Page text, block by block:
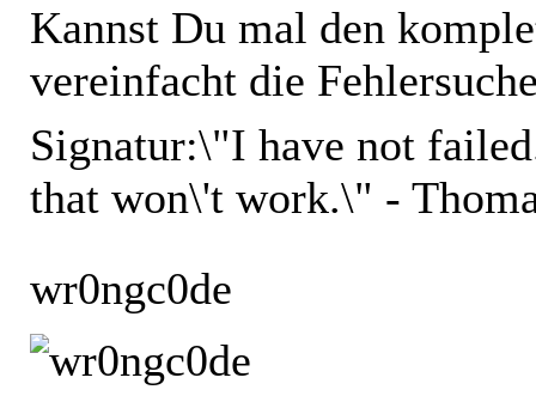
Kannst Du mal den
vereinfacht die
Signatur:\"I have not
that won\'t work.\" -
wr0ngc0de